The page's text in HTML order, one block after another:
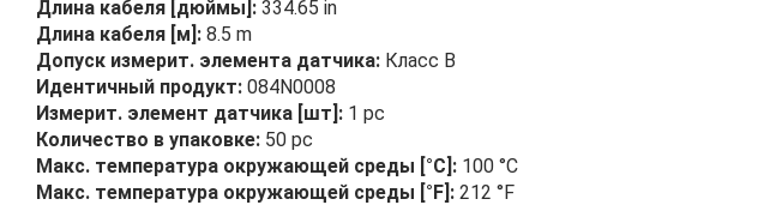
Длина кабеля [дюймы]: 334.65 in
Длина кабеля [м]: 8.5 m
Допуск измерит. элемента датчика: Класс B
Идентичный продукт: 084N0008
Измерит. элемент датчика [шт]: 1 pc
Количество в упаковке: 50 pc
Макс. температура окружающей среды [°C]: 100 °C
Макс. температура окружающей среды [°F]: 212 °F